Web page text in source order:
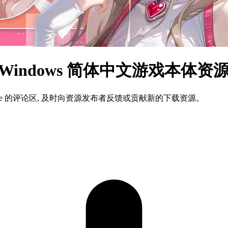
简体中文游戏本体资
评论区, 及时向资源发布者反馈或贡献新的下载资源。